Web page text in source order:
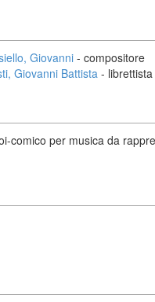
Giovanni- compositore
Giovanni Battista - librettista
comico per musica da